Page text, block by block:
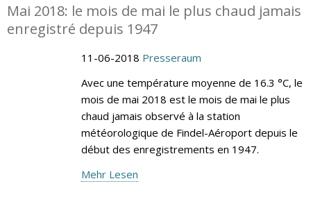
Mai 2018: le mois de mai le plus chaud jamais
enregistré depuis 1947
11-06-2018 Presseraum
Avec une température moyenne de 16.3 °C, le
mois de mai 2018 est le mois de mai le plus
chaud jamais observé à la station
météorologique de Findel-Aéroport depuis le
début des enregistrements en 1947.
Mehr Lesen